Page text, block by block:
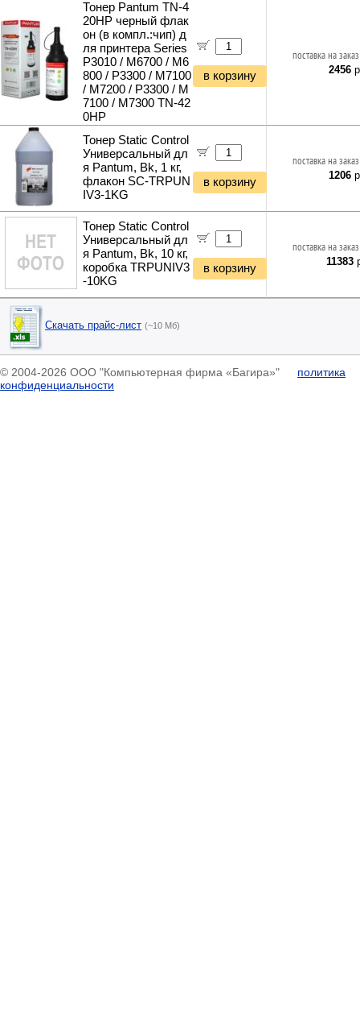
Тонер Pantum TN-4
20HP черный флак
он (в компл.:чип) д
ля принтера Series
P3010 / M6700 / M6
800 / P3300 / M7100
/ M7200 / P3300 / M
7100 / M7300 TN-42
0HP
в корзину
поставка на
2456
Тонер Static Control
Универсальный дл
я Pantum, Bk, 1 кг,
флакон SC-TRPUN
IV3-1KG
в корзину
поставка на
1206
Тонер Static Control
Универсальный дл
я Pantum, Bk, 10 кг,
коробка TRPUNIV3
-10KG
в корзину
поставка на
11383
Скачать прайс-лист (~10 Мб)
© 2004-2026 ООО "Компьютерная фирма «Багира»" политика
конфиденциальности